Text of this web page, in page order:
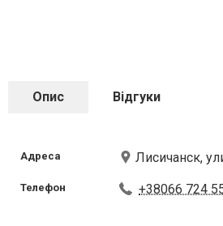
Опис Відгуки
Адреса Лисичанск,
Телефон +38066 724